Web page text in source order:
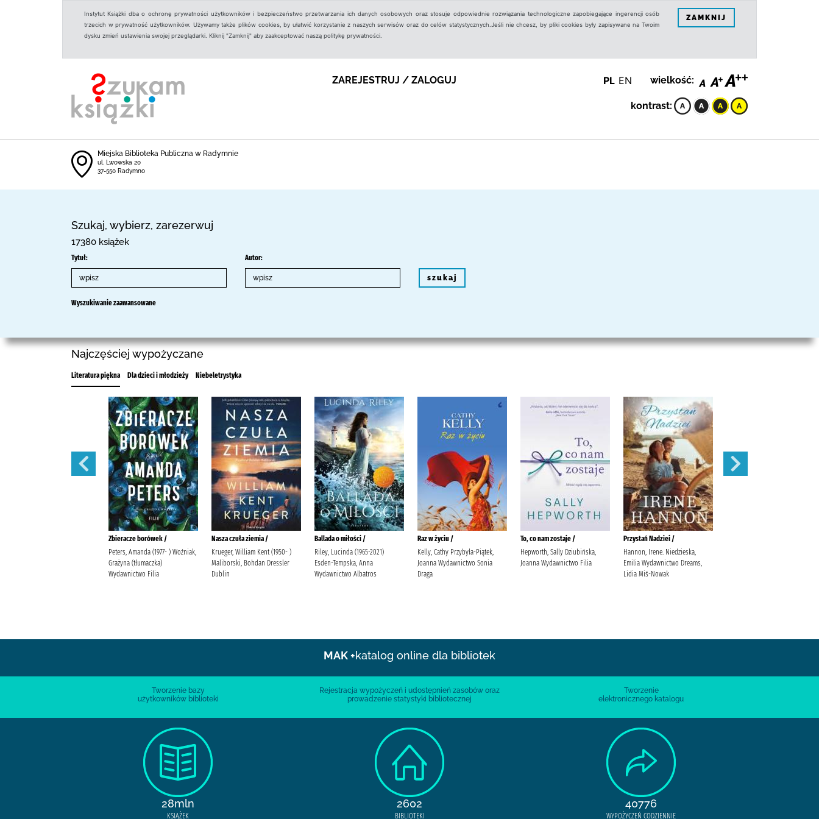
Instytut Książki dba o ochronę prywatności użytkowników i bezpieczeństwo przetwarzania ich danych osobowych oraz stosuje odpowiednie rozwiązania technologiczne zapobiegające ingerencji osób
trzecich w prywatność użytkowników. Używamy także plików cookies, by ułatwić korzystanie z naszych serwisów oraz do celów statystycznych.Jeśli nie chcesz, by pliki cookies były zapisywane na Twoim
dysku zmień ustawienia swojej przeglądarki. Kliknij "Zamknij" aby zaakceptować naszą politykę prywatności.
ZAMKNIJ
ZAREJESTRUJ / ZALOGUJ PL EN wielkość:
kontrast:
Miejska Biblioteka Publiczna w Radymnie
ul. Lwowska 20
37-550 Radymno
Szukaj, wybierz, zarezerwuj
17380 książek
Tytuł: Autor:
szukaj
Wyszukiwanie zaawansowane
Najczęściej wypożyczane
Literatura piękna Dla dzieci i młodzieży Niebeletrystyka
Zbieracze borówek /
Peters, Amanda (1977- ) Woźniak,
Grażyna (tłumaczka)
Wydawnictwo Filia
Nasza czuła ziemia /
Krueger, William Kent (1950- )
Maliborski, Bohdan Dressler
Dublin
Ballada o miłości /
Riley, Lucinda (1965-2021)
Esden-Tempska, Anna
Wydawnictwo Albatros
Raz w życiu /
Kelly, Cathy Przybyła-Piątek,
Joanna Wydawnictwo Sonia
Draga
To, co nam zostaje /
Hepworth, Sally Dziubińska,
Joanna Wydawnictwo Filia
Przystań Nadziei /
Hannon, Irene. Niedzieska,
Emilia Wydawnictwo Dreams,
Lidia Miś-Nowak
MAK +katalog online dla bibliotek
Tworzenie bazy
użytkowników biblioteki
Rejestracja wypożyczeń i udostępnień zasobów oraz
prowadzenie statystyki bibliotecznej
Tworzenie
elektronicznego katalogu
28mln
KSIĄŻEK
2602
BIBLIOTEKI
40776
WYPOŻYCZEŃ CODZIENNIE